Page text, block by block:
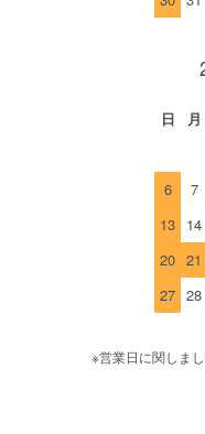
日 月
6
7
13 14
20 21
27 28
※営業日に関しま